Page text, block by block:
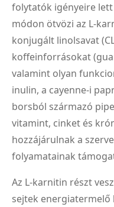
folytatók igényeire
módon ötvözi az L-
konjugált linolsavat
koffeinforrásokat
valamint olyan
inulin, a cayenne-i
borsból származó
vitamint, cinket és
hozzájárulnak a
folyamatainak
Az L-karnitin részt
sejtek energiatermelő